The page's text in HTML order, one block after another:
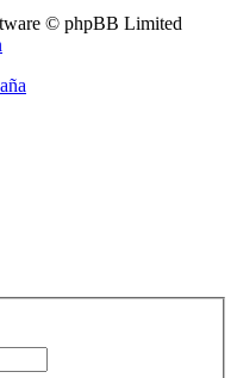
© phpBB Limited